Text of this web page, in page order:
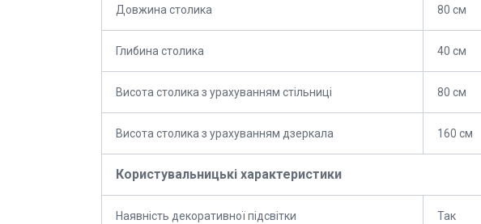
Довжина столика 80 см
Глибина столика 40 см
Висота столика з урахуванням стільниці 80 см
Висота столика з урахуванням дзеркала 160 см
Користувальницькі характеристики
Наявність декоративної підсвітки Так